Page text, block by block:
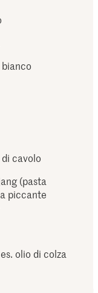
cavolo
(pasta
piccante
olio di colza